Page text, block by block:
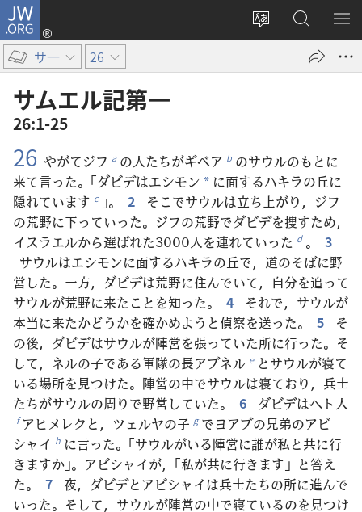
JW.ORG
サ
ト
変
え
る
ロ
グ
ン
タ
ブ
で
開
く）
JW.ORG
の
検
メ
を
サ一 26
サムエル​記​第​一
26:1-25
26 やがてジフ a の人たちがギベア b のサウルのもとに
来て言った。「ダビデはエシモン * に面するハキラの丘に
隠れています c 」。 2
そこでサウルは立ち上がり，ジフ
の荒野に下っていった。ジフの荒野でダビデを捜すため，
イスラエルから選ばれた3000人を連れていった d 。
3
サウルはエシモンに面するハキラの丘で，道のそばに野
営した。一方，ダビデは荒野に住んでいて，自分を追って
サウルが荒野に来たことを知った。
4
それで，サウルが
本当に来たかどうかを確かめようと偵察を送った。
5
そ
の後，ダビデはサウルが陣営を張っていた所に行った。そ
して，ネルの子である軍隊の長アブネル e とサウルが寝て
いる場所を見つけた。陣営の中でサウルは寝ており，兵士
たちがサウルの周りで野営していた。
6 ダビデはヘト人
f アヒメレクと，ツェルヤの子 g でヨアブの兄弟のアビ
シャイ h に言った。「サウルがいる陣営に誰が私と共に行
きますか」。アビシャイが，「私が共に行きます」と答え
た。
7
夜，ダビデとアビシャイは兵士たちの所に進んで
いった。そして，サウルが陣営の中で寝ているのを見つけ